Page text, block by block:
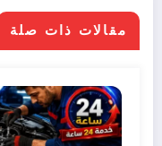
مقالات ذات صلة